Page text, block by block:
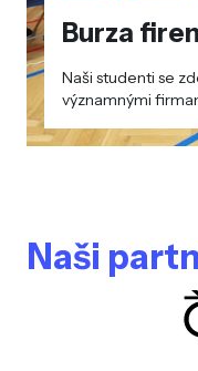
Burza
Naši studenti se
významnými
Naši